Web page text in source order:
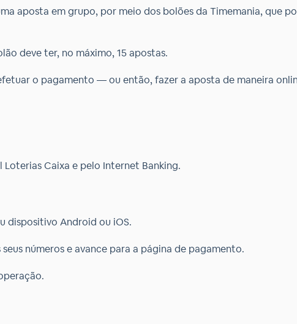
aposta em grupo, por meio dos bolões da Timemania, que
deve ter, no máximo, 15 apostas.
o pagamento — ou então, fazer a aposta de maneira
Caixa e pelo Internet Banking.
dispositivo Android ou iOS.
números e avance para a página de pagamento.